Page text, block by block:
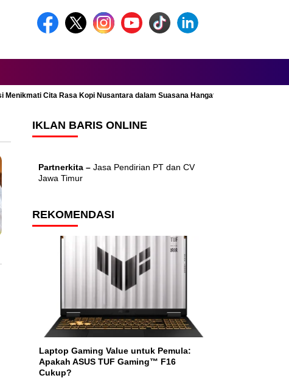
Menikmati Cita Rasa Kopi Nusantara dalam Suasana Hangat dan Nyaman
IKLAN BARIS ONLINE
Partnerkita – Jasa Pendirian PT dan CV
Jawa Timur
REKOMENDASI
Laptop Gaming Value untuk Pemula:
Apakah ASUS TUF Gaming™ F16
Cukup?